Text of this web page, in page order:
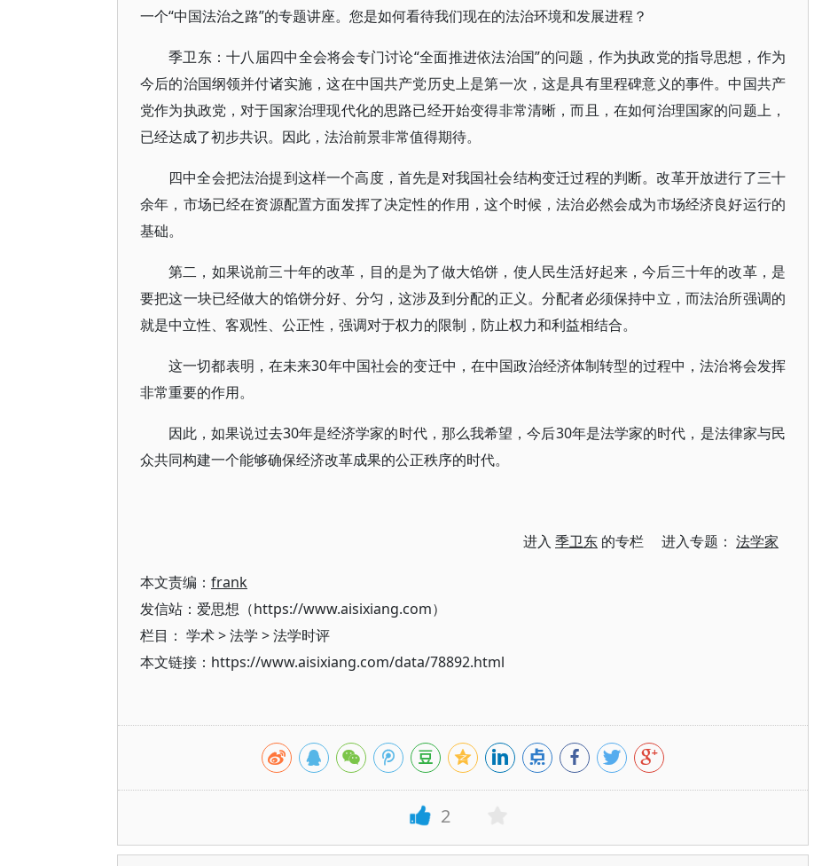
一个“中国法治之路”的专题讲座。您是如何看待我们现在的法治环境和发展进程？
季卫东：十八届四中全会将会专门讨论“全面推进依法治国”的问题，作为执政党的指导思想，作为
今后的治国纲领并付诸实施，这在中国共产党历史上是第一次，这是具有里程碑意义的事件。中国共产
党作为执政党，对于国家治理现代化的思路已经开始变得非常清晰，而且，在如何治理国家的问题上，
已经达成了初步共识。因此，法治前景非常值得期待。
四中全会把法治提到这样一个高度，首先是对我国社会结构变迁过程的判断。改革开放进行了三十
余年，市场已经在资源配置方面发挥了决定性的作用，这个时候，法治必然会成为市场经济良好运行的
基础。
第二，如果说前三十年的改革，目的是为了做大馅饼，使人民生活好起来，今后三十年的改革，是
要把这一块已经做大的馅饼分好、分匀，这涉及到分配的正义。分配者必须保持中立，而法治所强调的
就是中立性、客观性、公正性，强调对于权力的限制，防止权力和利益相结合。
这一切都表明，在未来30年中国社会的变迁中，在中国政治经济体制转型的过程中，法治将会发挥
非常重要的作用。
因此，如果说过去30年是经济学家的时代，那么我希望，今后30年是法学家的时代，是法律家与民
众共同构建一个能够确保经济改革成果的公正秩序的时代。
进入 季卫东 的专栏 进入专题： 法学家
本文责编： frank
发信站：爱思想（https://www.aisixiang.com）
栏目： 学术>法学 >法学时评
本文链接：https://www.aisixiang.com/data/78892.html
2